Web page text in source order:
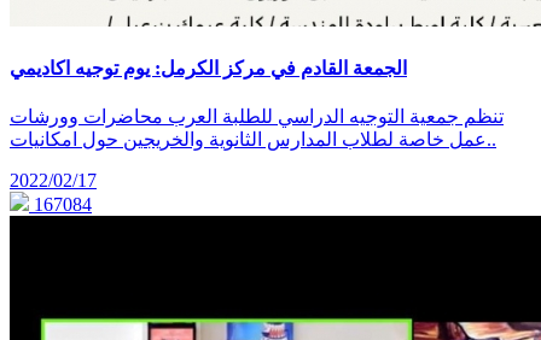
الجمعة القادم في مركز الكرمل: يوم توجيه اكاديمي
تنظم جمعية التوجيه الدراسي للطلبة العرب محاضرات وورشات
عمل خاصة لطلاب المدارس الثانوية والخريجين حول امكانيات..
2022/02/17
167084